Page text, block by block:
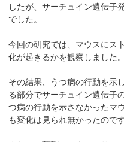
したが、サーチュイン遺伝子
でした。
今回の研究では、マウスにス
化が起きるかを観察しました。
その結果、うつ病の行動を示
る部分でサーチュイン遺伝子
つ病の行動を示さなかったマ
も変化は見られ無かったのです